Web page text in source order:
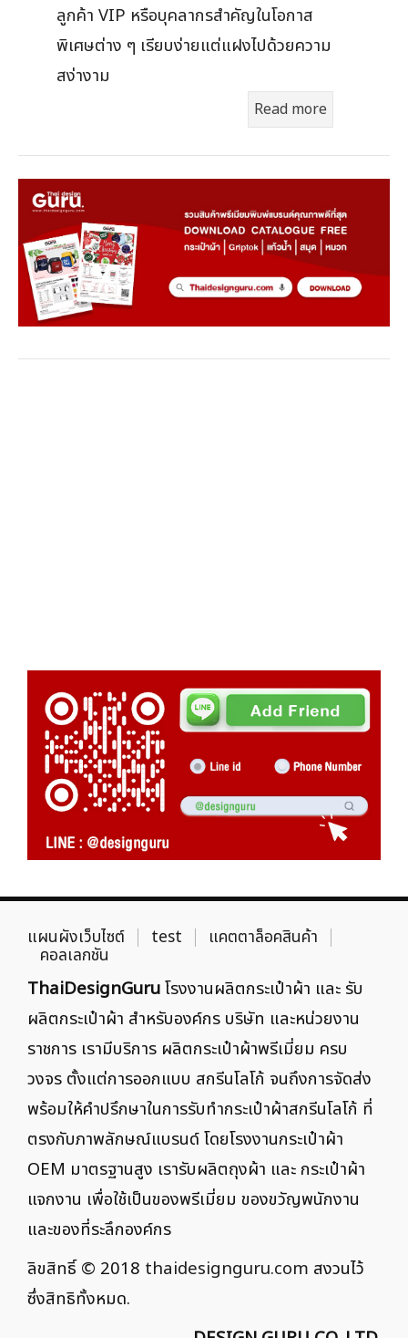
ลูกค้า VIP หรือบุคลากรสำคัญในโอกาส
พิเศษต่าง ๆ เรียบง่ายแต่แฝงไปด้วยความ
สง่างาม
Read more
แผนผังเว็บไซต์ test แคตตาล็อคสินค้า
คอลเลกชัน
ThaiDesignGuruโรงงานผลิตกระเป๋าผ้า และ รับ
ผลิตกระเป๋าผ้า สำหรับองค์กร บริษัท และหน่วยงาน
ราชการ เรามีบริการ ผลิตกระเป๋าผ้าพรีเมี่ยม ครบ
วงจร ตั้งแต่การออกแบบ สกรีนโลโก้ จนถึงการจัดส่ง
พร้อมให้คำปรึกษาในการรับทำกระเป๋าผ้าสกรีนโลโก้ ที่
ตรงกับภาพลักษณ์แบรนด์ โดยโรงงานกระเป๋าผ้า
OEM มาตรฐานสูง เรารับผลิตถุงผ้า และ กระเป๋าผ้า
แจกงาน เพื่อใช้เป็นของพรีเมี่ยม ของขวัญพนักงาน
และของที่ระลึกองค์กร
ลิขสิทธิ์ © 2018 thaidesignguru.com สงวนไว้
ซึ่งสิทธิทั้งหมด.